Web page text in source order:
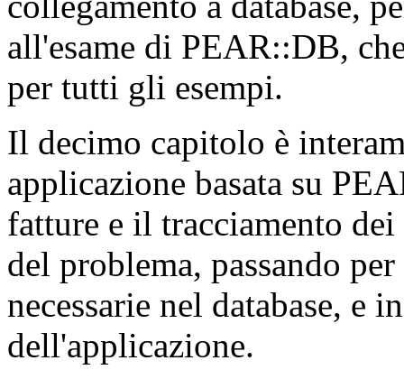
all'esame di PEAR::DB,
per tutti gli esempi.
Il decimo capitolo è
applicazione basata su
fatture e il tracciamento
del problema, passando
necessarie nel database, e
dell'applicazione.